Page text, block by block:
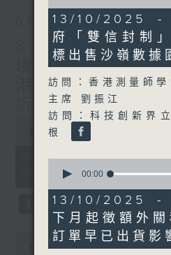
監製：林嘉瑜
07/08/2026
8月7日 立法會
境外開支增訪港
港澳消委會合作
訴 十月實施
seconds
minutes,
seconds
00:00
07/08/2026 -
08:04 - 10:00)
seconds
00:00
18
minutes,
1
second
13/10/2025 -
府「雙信封制
標出售沙嶺數據
訪問：香港測量師學
主席 劉振江
訪問：科技創新界
根
seconds
9
minutes,
14
seconds
00:00
13/10/2025 -
下月起徵額外
訂單早已出貨影